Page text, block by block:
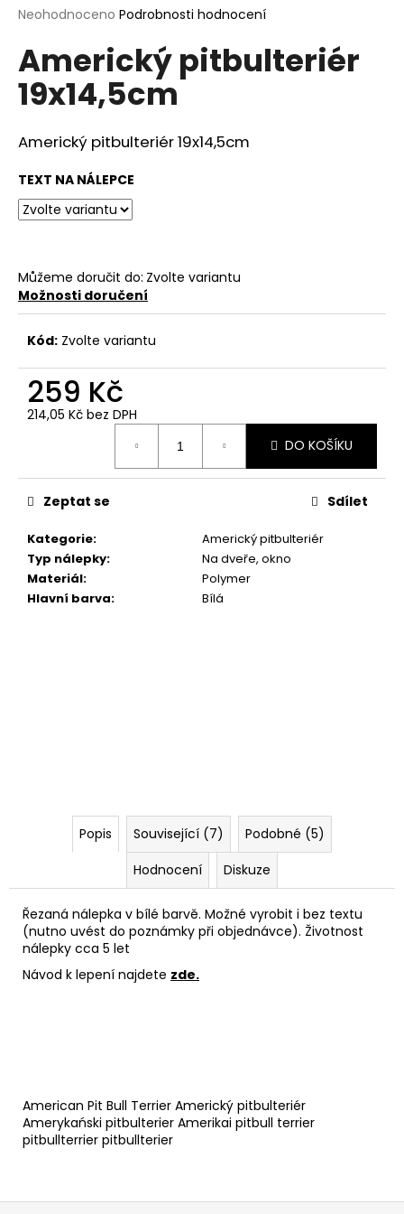
Průměrné
produktu
je
0,0
hvězdiček.
Neohodnoceno Podrobnosti hodnocení
Americký pitbulteriér
19x14,5cm
Americký pitbulteriér 19x14,5cm
TEXT NA NÁLEPCE
Můžeme doručit do: Zvolte variantu
Možnosti doručení
Kód: Zvolte variantu
259 Kč
214,05 Kč bez DPH
DO KOŠÍKU
Kategorie:
Americký pitbulteriér
Typ nálepky:
Na dveře, okno
Materiál:
Polymer
Hlavní barva: Bílá
Zeptat se Sdílet
Popis Související (7)
Podobné (5)
Hodnocení
Diskuze
Řezaná nálepka v bílé barvě. Možné vyrobit i bez textu
(nutno uvést do poznámky při objednávce). Životnost
nálepky cca 5 let
Návod k lepení najdete zde.
American Pit Bull Terrier Americký pitbulteriér
Amerykański pitbulterier Amerikai pitbull terrier
pitbullterrier pitbullterier
a
í
t
D
o
o
r
u
č
u
m
e
NÁLEPKA
PODLE
FOTKY